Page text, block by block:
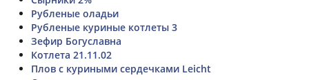
Рубленые оладьи
Рубленые куриные котлеты 3
Зефир Богуславна
Котлета 21.11.02
Плов с куриными сердечками Leicht